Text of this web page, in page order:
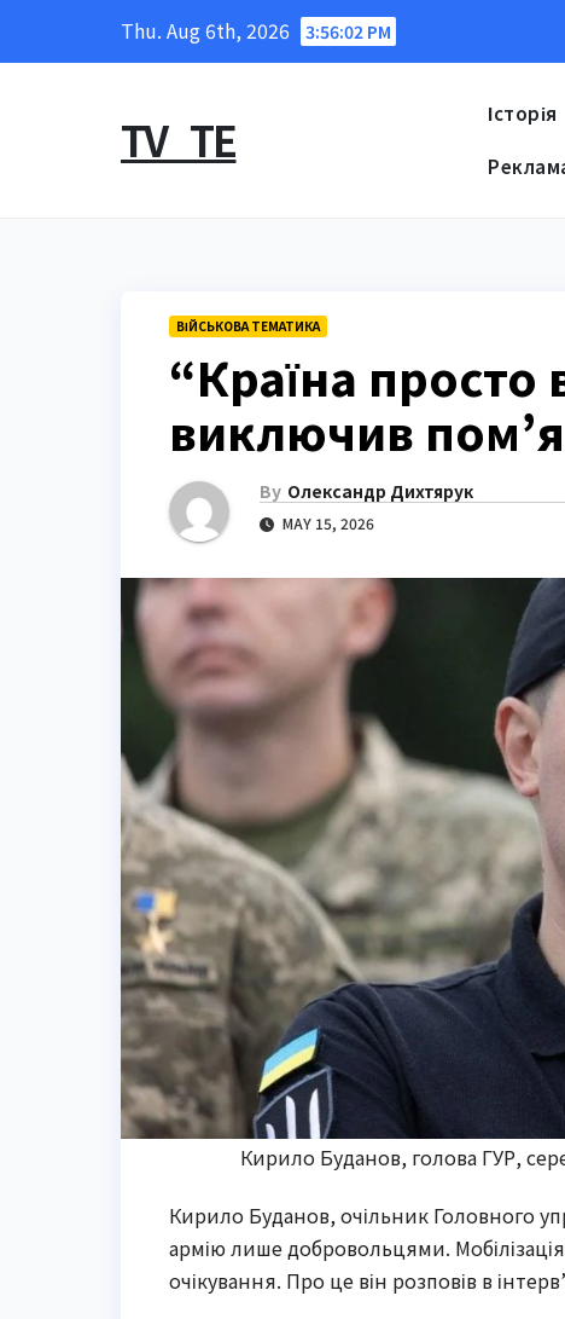
Thu. Aug 6th, 2026 3:56:03 PM
TV_TE Історія
ВІЙСЬКОВА ТЕМАТИКА
“Країна
виключив
By Олександр Дихтярук
MAY 15, 2026
Кирило Буданов, голова ГУР,
Кирило Буданов, очільник Головного
армію лише добровольцями.
очікування. Про це він розповів в